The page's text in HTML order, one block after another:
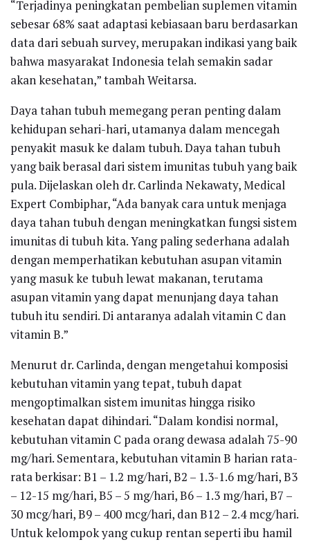
“Terjadinya peningkatan pembelian suplemen vitamin
sebesar 68% saat adaptasi kebiasaan baru berdasarkan
data dari sebuah survey, merupakan indikasi yang baik
bahwa masyarakat Indonesia telah semakin sadar
akan kesehatan,” tambah Weitarsa.
Daya tahan tubuh memegang peran penting dalam
kehidupan sehari-hari, utamanya dalam mencegah
penyakit masuk ke dalam tubuh. Daya tahan tubuh
yang baik berasal dari sistem imunitas tubuh yang baik
pula. Dijelaskan oleh dr. Carlinda Nekawaty, Medical
Expert Combiphar, “Ada banyak cara untuk menjaga
daya tahan tubuh dengan meningkatkan fungsi sistem
imunitas di tubuh kita. Yang paling sederhana adalah
dengan memperhatikan kebutuhan asupan vitamin
yang masuk ke tubuh lewat makanan, terutama
asupan vitamin yang dapat menunjang daya tahan
tubuh itu sendiri. Di antaranya adalah vitamin C dan
vitamin B.”
Menurut dr. Carlinda, dengan mengetahui komposisi
kebutuhan vitamin yang tepat, tubuh dapat
mengoptimalkan sistem imunitas hingga risiko
kesehatan dapat dihindari. “Dalam kondisi normal,
kebutuhan vitamin C pada orang dewasa adalah 75-90
mg/hari. Sementara, kebutuhan vitamin B harian rata-
rata berkisar: B1 – 1.2 mg/hari, B2 – 1.3-1.6 mg/hari, B3
– 12-15 mg/hari, B5 – 5 mg/hari, B6 – 1.3 mg/hari, B7 –
30 mcg/hari, B9 – 400 mcg/hari, dan B12 – 2.4 mcg/hari.
Untuk kelompok yang cukup rentan seperti ibu hamil